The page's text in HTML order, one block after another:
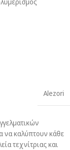
Alezori
να καλύπτουν κάθε
τεχνίτριας και